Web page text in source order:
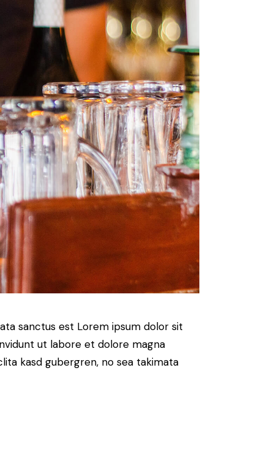
sanctus est Lorem ipsum dolor sit
ut labore et dolore magna
kasd gubergren, no sea takimata